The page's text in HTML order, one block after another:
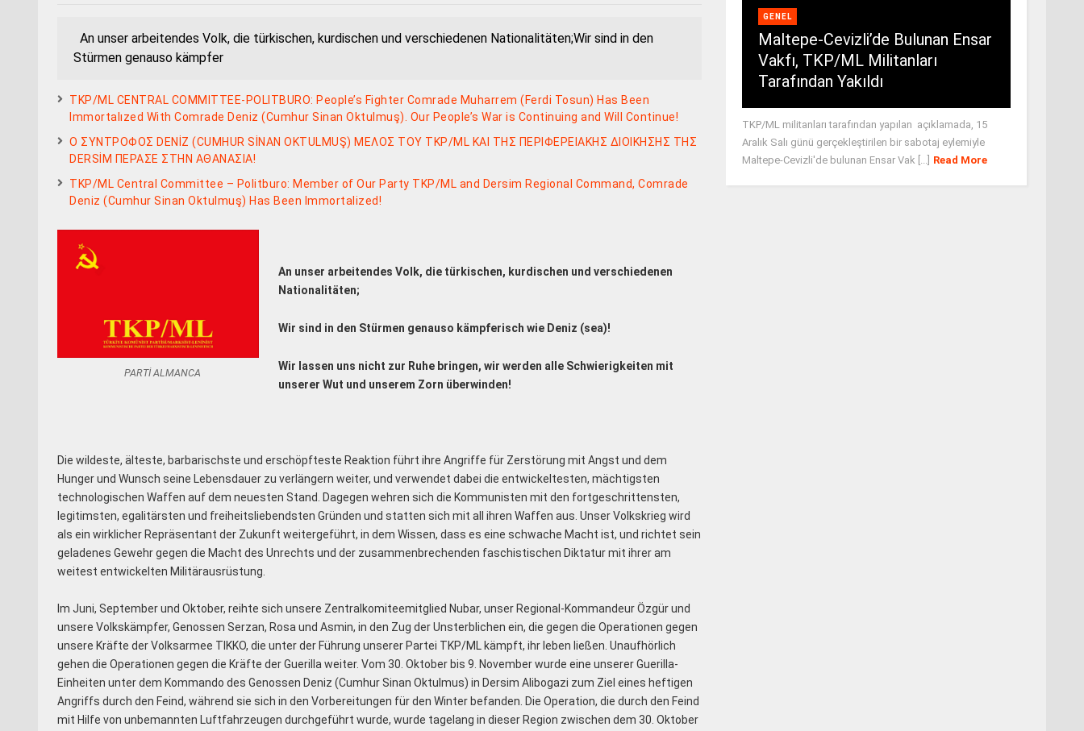
An unser arbeitendes Volk, die türkischen, kurdischen und verschiedenen Nationalitäten;Wir sind in den
Stürmen genauso kämpfer
TKP/ML CENTRAL COMMITTEE-POLITBURO: People’s Fighter Comrade Muharrem (Ferdi Tosun) Has Been
Immortalızed With Comrade Deniz (Cumhur Sinan Oktulmuş). Our People’s War is Continuing and Will Continue!
Ο ΣΥΝΤΡΟΦΟΣ DENİZ (CUMHUR SİNAN OKTULMUŞ) ΜΕΛΟΣ ΤΟΥ TKP/ML ΚΑΙ ΤΗΣ ΠΕΡΙΦΕΡΕΙΑΚΗΣ ΔΙΟΙΚΗΣΗΣ ΤΗΣ
DERSİM ΠΕΡΑΣΕ ΣΤΗΝ ΑΘΑΝΑΣΙΑ!
TKP/ML Central Committee – Politburo: Member of Our Party TKP/ML and Dersim Regional Command, Comrade
Deniz (Cumhur Sinan Oktulmuş) Has Been Immortalized!
PARTİ ALMANCA
An unser arbeitendes Volk, die türkischen, kurdischen und verschiedenen
Nationalitäten;
Wir sind in den Stürmen genauso kämpferisch wie Deniz (sea)!
Wir lassen uns nicht zur Ruhe bringen, wir werden alle Schwierigkeiten mit
unserer Wut und unserem Zorn überwinden!
Die wildeste, älteste, barbarischste und erschöpfteste Reaktion führt ihre Angriffe für Zerstörung mit Angst und dem
Hunger und Wunsch seine Lebensdauer zu verlängern weiter, und verwendet dabei die entwickeltesten, mächtigsten
technologischen Waffen auf dem neuesten Stand. Dagegen wehren sich die Kommunisten mit den fortgeschrittensten,
legitimsten, egalitärsten und freiheitsliebendsten Gründen und statten sich mit all ihren Waffen aus. Unser Volkskrieg wird
als ein wirklicher Repräsentant der Zukunft weitergeführt, in dem Wissen, dass es eine schwache Macht ist, und richtet sein
geladenes Gewehr gegen die Macht des Unrechts und der zusammenbrechenden faschistischen Diktatur mit ihrer am
weitest entwickelten Militärausrüstung.
Im Juni, September und Oktober, reihte sich unsere Zentralkomiteemitglied Nubar, unser Regional-Kommandeur Özgür und
unsere Volkskämpfer, Genossen Serzan, Rosa und Asmin, in den Zug der Unsterblichen ein, die gegen die Operationen gegen
unsere Kräfte der Volksarmee TIKKO, die unter der Führung unserer Partei TKP/ML kämpft, ihr leben ließen. Unaufhörlich
gehen die Operationen gegen die Kräfte der Guerilla weiter. Vom 30. Oktober bis 9. November wurde eine unserer Guerilla-
Einheiten unter dem Kommando des Genossen Deniz (Cumhur Sinan Oktulmus) in Dersim Alibogazi zum Ziel eines heftigen
Angriffs durch den Feind, während sie sich in den Vorbereitungen für den Winter befanden. Die Operation, die durch den Feind
mit Hilfe von unbemannten Luftfahrzeugen durchgeführt wurde, wurde tagelang in dieser Region zwischen dem 30. Oktober
GENEL
Maltepe-Cevizli’de Bulunan Ensar
Vakfı, TKP/ML Militanları
Tarafından Yakıldı
TKP/ML militanları tarafından yapılan açıklamada, 15
Aralık Salı günü gerçekleştirilen bir sabotaj eylemiyle
Maltepe-Cevizli'de bulunan Ensar Vak [...] Read More